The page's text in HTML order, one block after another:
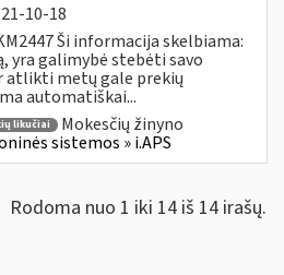
10-18
Ši informacija skelbiama:
yra galimybė stebėti savo
atlikti metų gale prekių
automatiškai...
likučiai
Mokesčių žinyno
sistemos » i.APS
Rodoma nuo 1 iki 14 iš 14 irašų.